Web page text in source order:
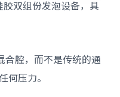
双组份发泡设备，具
合腔，而不是传统的通
何压力。